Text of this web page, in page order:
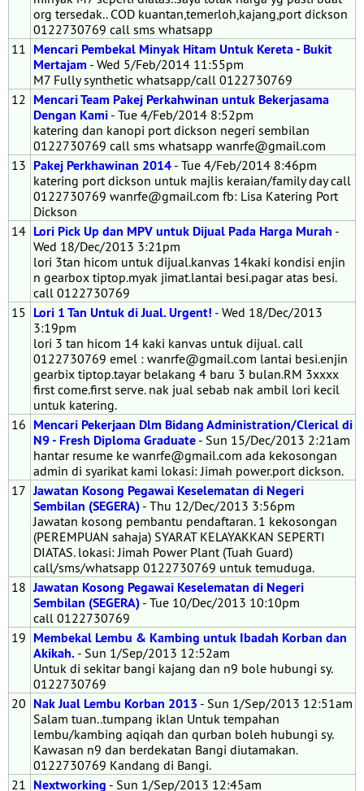
org tersedak.. COD kuantan,temerloh,kajang,port dickson
0122730769 call sms whatsapp
11 Mencari Pembekal Minyak Hitam Untuk Kereta - Bukit
Mertajam - Wed 5/Feb/2014 11:55pm
M7 Fully synthetic whatsapp/call 0122730769
12 Mencari Team Pakej Perkahwinan untuk Bekerjasama
Dengan Kami - Tue 4/Feb/2014 8:52pm
katering dan kanopi port dickson negeri sembilan
0122730769 call sms whatsapp wanrfe@gmail.com
13 Pakej Perkhawinan 2014 - Tue 4/Feb/2014 8:46pm
katering port dickson untuk majlis keraian/family day call
0122730769 wanrfe@gmail.com fb: Lisa Katering Port
Dickson
14 Lori Pick Up dan MPV untuk Dijual Pada Harga Murah -
Wed 18/Dec/2013 3:21pm
lori 3tan hicom untuk dijual.kanvas 14kaki kondisi enjin
n gearbox tiptop.myak jimat.lantai besi.pagar atas besi.
call 0122730769
15 Lori 1 Tan Untuk di Jual. Urgent! - Wed 18/Dec/2013
3:19pm
lori 3 tan hicom 14 kaki kanvas untuk dijual. call
0122730769 emel : wanrfe@gmail.com lantai besi.enjin
gearbix tiptop.tayar belakang 4 baru 3 bulan.RM 3xxxx
first come.first serve. nak jual sebab nak ambil lori kecil
untuk katering.
16 Mencari Pekerjaan Dlm Bidang Administration/Clerical di
N9 - Fresh Diploma Graduate - Sun 15/Dec/2013 2:21am
hantar resume ke wanrfe@gmail.com ada kekosongan
admin di syarikat kami lokasi: Jimah power.port dickson.
17 Jawatan Kosong Pegawai Keselematan di Negeri
Sembilan (SEGERA) - Thu 12/Dec/2013 3:56pm
Jawatan kosong pembantu pendaftaran. 1 kekosongan
(PEREMPUAN sahaja) SYARAT KELAYAKKAN SEPERTI
DIATAS. lokasi: Jimah Power Plant (Tuah Guard)
call/sms/whatsapp 0122730769 untuk temuduga.
18 Jawatan Kosong Pegawai Keselematan di Negeri
Sembilan (SEGERA) - Tue 10/Dec/2013 10:10pm
call 0122730769
19 Membekal Lembu & Kambing untuk Ibadah Korban dan
Akikah. - Sun 1/Sep/2013 12:52am
Untuk di sekitar bangi kajang dan n9 bole hubungi sy.
0122730769
20 Nak Jual Lembu Korban 2013 - Sun 1/Sep/2013 12:51am
Salam tuan..tumpang iklan Untuk tempahan
lembu/kambing aqiqah dan qurban boleh hubungi sy.
Kawasan n9 dan berdekatan Bangi diutamakan.
0122730769 Kandang di Bangi.
21 Nextworking - Sun 1/Sep/2013 12:45am